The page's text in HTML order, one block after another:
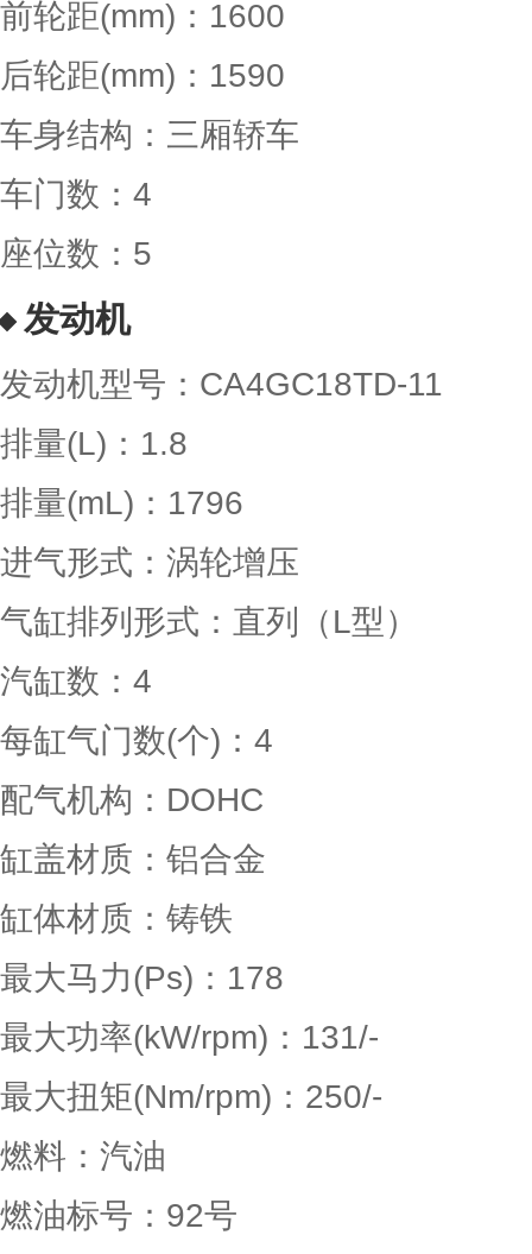
前轮距(mm)：1600
后轮距(mm)：1590
车身结构：三厢轿车
车门数：4
座位数：5
发动机
发动机型号：CA4GC18TD-11
排量(L)：1.8
排量(mL)：1796
进气形式：涡轮增压
气缸排列形式：直列（L型）
汽缸数：4
每缸气门数(个)：4
配气机构：DOHC
缸盖材质：铝合金
缸体材质：铸铁
最大马力(Ps)：178
最大功率(kW/rpm)：131/-
最大扭矩(Nm/rpm)：250/-
燃料：汽油
燃油标号：92号